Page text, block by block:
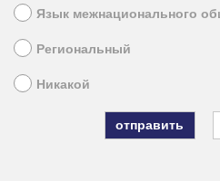
Язык межнационального
Региональный
Никакой